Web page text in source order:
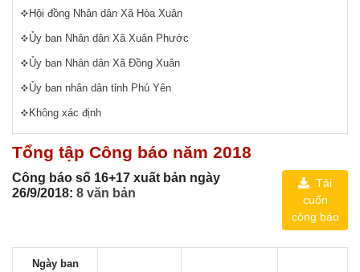
Hội đồng Nhân dân Xã Hòa Xuân
Ủy ban Nhân dân Xã Xuân Phước
Ủy ban Nhân dân Xã Đồng Xuân
Ủy ban nhân dân tỉnh Phú Yên
Không xác định
Tổng tập Công báo năm 2018
Công báo số 16+17 xuất bản ngày
26/9/2018: 8 văn bản
Tải
cuốn
công báo
Ngày ban